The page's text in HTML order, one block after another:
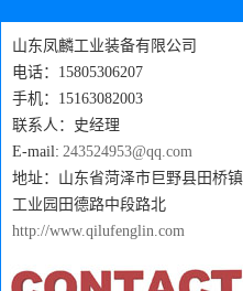
山东凤麟工业装备有限公司
电话：15805306207
手机：15163082003
联系人：史经理
E-mail: 243524953@qq.com
地址：山东省菏泽市巨野县田桥镇
工业园田德路中段路北
http://www.qilufenglin.com